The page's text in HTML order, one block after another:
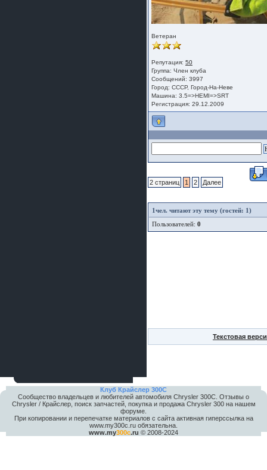
Ветеран
Репутация: 50
Группа: Член клуба
Сообщений: 3997
Город: СССР, Город-На-Неве
Машина: 3.5=>HEMI=>SRT
Регистрация: 29.12.2009
2 страниц 1 2 Далее
1чел. читают эту тему (гостей: 1)
Пользователей: 0
Текстовая
Клуб Крайслер 300C
Сообщество владельцев и любителей автомобиля Chrysler 300С. Отзывы о
Chrysler / Крайслер, поиск запчастей, покупка и продажа Chrysler 300 на нашем
форуме.
При копировании и перепечатке материалов с сайта активная гиперссылка на
www.my300c.ru обязательна.
www.my300c.ru © 2008-2024